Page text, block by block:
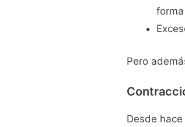
Pero
Desde